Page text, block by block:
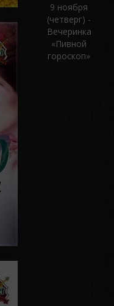
9 ноября
(четверг) -
Вечеринка
«Пивной
гороскоп»